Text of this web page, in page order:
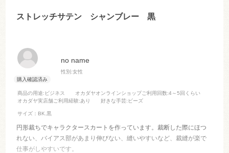
no name
性別:女性
商品の用途:ビジネス オカダヤオンラインショップご利用回数:4～5回くらい
オカダヤ実店舗ご利用経験:あり 好きな手芸:ビーズ
サイズ：BK.黒
ストレッチサテン シャンブレー 黒
円形裁ちでキャラクタースカートを作っています。裁断した際にほつ
れない、バイアス部があまり伸びない、縫いやすいなど、裁縫が楽で
仕事がしやすいです。